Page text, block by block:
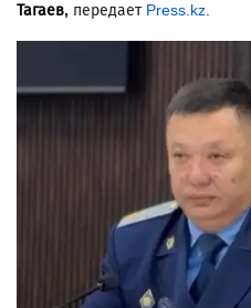
Тагаев, передает Press.kz.